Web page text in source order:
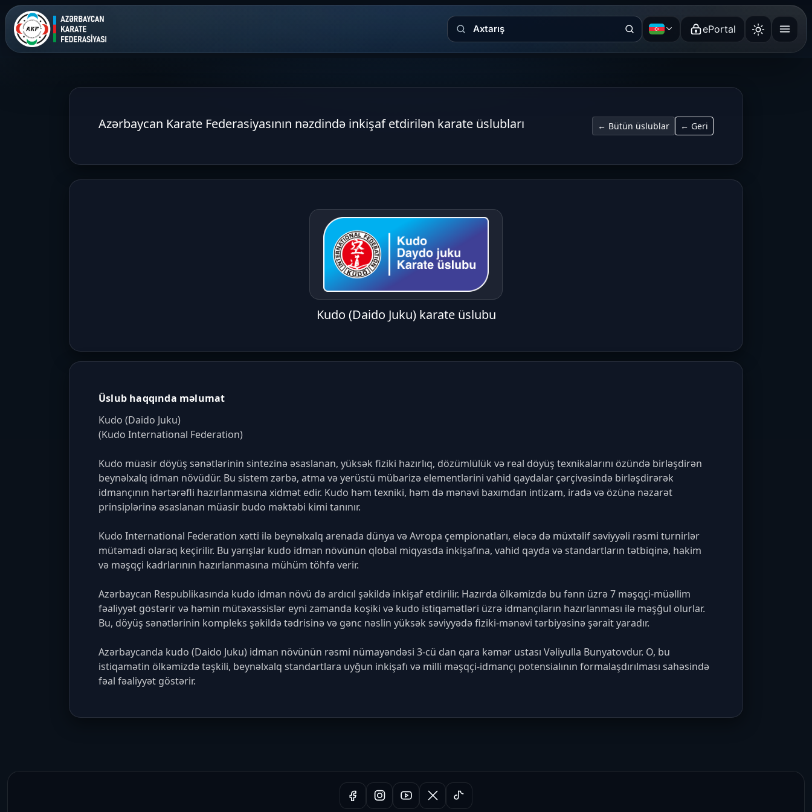
Axtarış Azərbaycan dili
ePortal
Azərbaycan Karate Federasiyasının nəzdində inkişaf etdirilən karate üslubları ← Bütün üslublar ← Geri
Kudo (Daido Juku) karate üslubu
Üslub haqqında məlumat
Kudo (Daido Juku)
(Kudo International Federation)
Kudo müasir döyüş sənətlərinin sintezinə əsaslanan, yüksək fiziki hazırlıq, dözümlülük və real döyüş texnikalarını özündə birləşdirən
beynəlxalq idman növüdür. Bu sistem zərbə, atma və yerüstü mübarizə elementlərini vahid qaydalar çərçivəsində birləşdirərək
idmançının hərtərəfli hazırlanmasına xidmət edir. Kudo həm texniki, həm də mənəvi baxımdan intizam, iradə və özünə nəzarət
prinsiplərinə əsaslanan müasir budo məktəbi kimi tanınır.
Kudo International Federation xətti ilə beynəlxalq arenada dünya və Avropa çempionatları, eləcə də müxtəlif səviyyəli rəsmi turnirlər
mütəmadi olaraq keçirilir. Bu yarışlar kudo idman növünün qlobal miqyasda inkişafına, vahid qayda və standartların tətbiqinə, hakim
və məşqçi kadrlarının hazırlanmasına mühüm töhfə verir.
Azərbaycan Respublikasında kudo idman növü də ardıcıl şəkildə inkişaf etdirilir. Hazırda ölkəmizdə bu fənn üzrə 7 məşqçi-müəllim
fəaliyyət göstərir və həmin mütəxəssislər eyni zamanda koşiki və kudo istiqamətləri üzrə idmançıların hazırlanması ilə məşğul olurlar.
Bu, döyüş sənətlərinin kompleks şəkildə tədrisinə və gənc nəslin yüksək səviyyədə fiziki-mənəvi tərbiyəsinə şərait yaradır.
Azərbaycanda kudo (Daido Juku) idman növünün rəsmi nümayəndəsi 3-cü dan qara kəmər ustası Vəliyulla Bunyatovdur. O, bu
istiqamətin ölkəmizdə təşkili, beynəlxalq standartlara uyğun inkişafı və milli məşqçi-idmançı potensialının formalaşdırılması sahəsində
fəal fəaliyyət göstərir.